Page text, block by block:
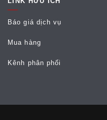
Báo giá dịch vụ
Mua hàng
Kênh phân phối